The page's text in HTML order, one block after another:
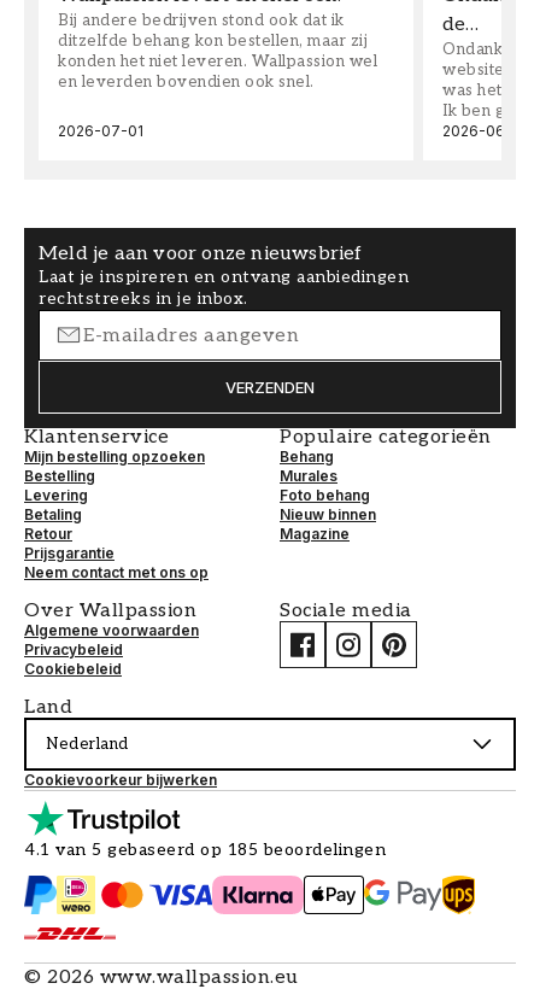
Bij andere bedrijven stond ook dat ik
ditzelfde behang kon bestellen, maar zij
konden het niet leveren. Wallpassion wel
en leverden bovendien ook snel.
2026-07-01
de…
Ondanks
website
was het
Ik ben
2026-06-08
Meld je aan voor onze nieuwsbrief
Laat je inspireren en ontvang aanbiedingen
rechtstreeks in je inbox.
VERZENDEN
Klantenservice
Mijn bestelling opzoeken
Bestelling
Levering
Betaling
Retour
Prijsgarantie
Neem contact met ons op
Populaire categorieën
Behang
Murales
Foto behang
Nieuw binnen
Magazine
Over Wallpassion
Algemene voorwaarden
Privacybeleid
Cookiebeleid
Sociale media
Land
Nederland
Cookievoorkeur bijwerken
4.1 van 5 gebaseerd op 185 beoordelingen
© 2026 www.wallpassion.eu